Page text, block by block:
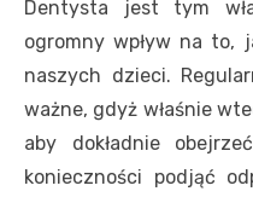
Dentysta jest tym
ogromny wpływ na to,
naszych dzieci.
ważne, gdyż właśnie
aby dokładnie
konieczności podjąć